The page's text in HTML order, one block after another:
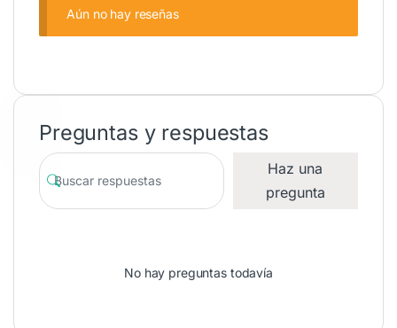
Aún no hay reseñas
Preguntas y respuestas
Haz una
pregunta
No hay preguntas todavía